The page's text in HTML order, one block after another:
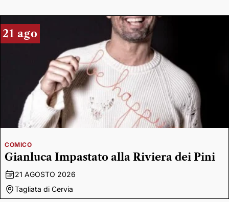
21 ago
COMICO
Gianluca Impastato alla Riviera dei Pini
21 AGOSTO 2026
Tagliata di Cervia